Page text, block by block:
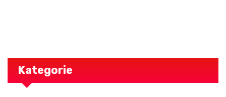
Kategorie